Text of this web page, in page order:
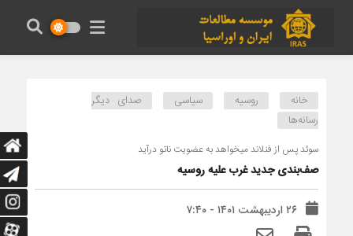
خانه روسیه سیاسی
صدای دیگر
رسانه‌ها
سوئد پس از فنلاند می‏خواهد به عضویت ناتو درآید
صف‌بندی جدید غرب علیه روسیه
۲۶ اردیبهشت ۱۴۰۱ - ۷:۴۰